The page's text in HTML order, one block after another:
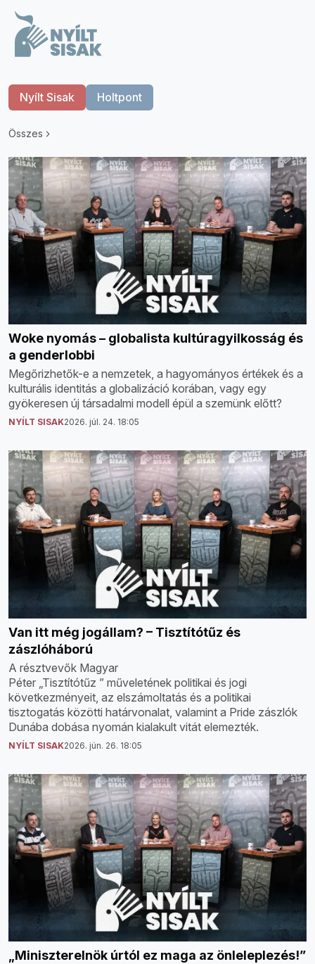
Nyílt Sisak Holtpont
Összes
Woke nyomás – globalista kultúragyilkosság és
a genderlobbi
Megőrizhetők-e a nemzetek, a hagyományos értékek és a
kulturális identitás a globalizáció korában, vagy egy
gyökeresen új társadalmi modell épül a szemünk előtt?
NYÍLT SISAK2026. júl. 24. 18:05
Van itt még jogállam? – Tisztítótűz és
zászlóháború
A résztvevők Magyar
Péter „Tisztítótűz ” műveletének politikai és jogi
következményeit, az elszámoltatás és a politikai
tisztogatás közötti határvonalat, valamint a Pride zászlók
Dunába dobása nyomán kialakult vitát elemezték.
NYÍLT SISAK2026. jún. 26. 18:05
„Miniszterelnök úrtól ez maga az önleleplezés!”